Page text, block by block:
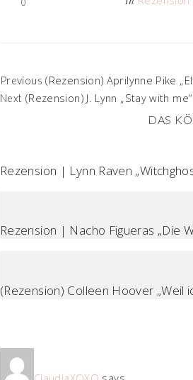
Previous (Rezension) Aprilynne Pike
Next (Rezension) J. Lynn „Stay with me“
DAS
Rezension | Lynn Raven
Rezension | Nacho Figueras „Die
(Rezension) Colleen Hoover „Weil